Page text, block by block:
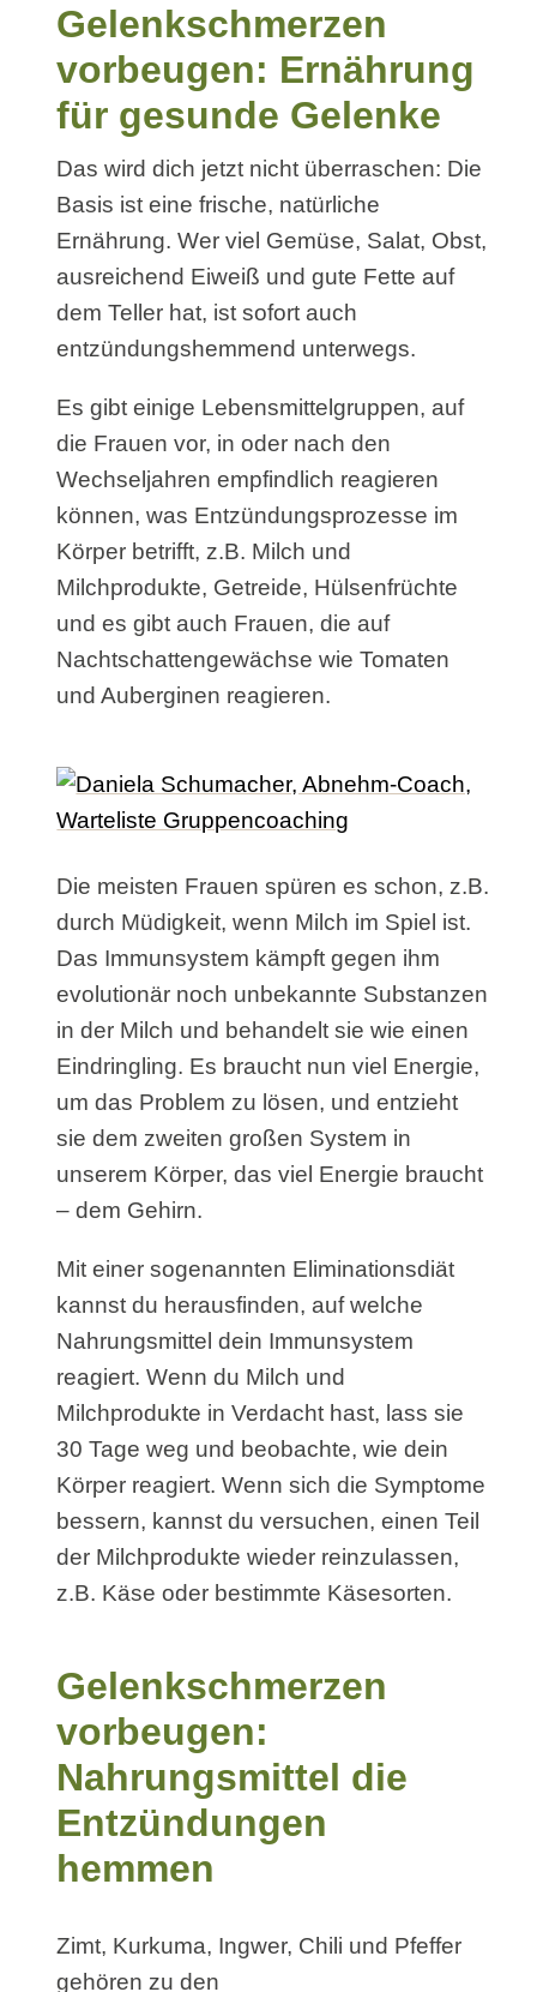
Gelenkschmerzen
vorbeugen: Ernährung
für gesunde Gelenke
Das wird dich jetzt nicht überraschen: Die
Basis ist eine frische, natürliche
Ernährung. Wer viel Gemüse, Salat, Obst,
ausreichend Eiweiß und gute Fette auf
dem Teller hat, ist sofort auch
entzündungshemmend unterwegs.
Es gibt einige Lebensmittelgruppen, auf
die Frauen vor, in oder nach den
Wechseljahren empfindlich reagieren
können, was Entzündungsprozesse im
Körper betrifft, z.B. Milch und
Milchprodukte, Getreide, Hülsenfrüchte
und es gibt auch Frauen, die auf
Nachtschattengewächse wie Tomaten
und Auberginen reagieren.
Die meisten Frauen spüren es schon, z.B.
durch Müdigkeit, wenn Milch im Spiel ist.
Das Immunsystem kämpft gegen ihm
evolutionär noch unbekannte Substanzen
in der Milch und behandelt sie wie einen
Eindringling. Es braucht nun viel Energie,
um das Problem zu lösen, und entzieht
sie dem zweiten großen System in
unserem Körper, das viel Energie braucht
– dem Gehirn.
Mit einer sogenannten Eliminationsdiät
kannst du herausfinden, auf welche
Nahrungsmittel dein Immunsystem
reagiert. Wenn du Milch und
Milchprodukte in Verdacht hast, lass sie
30 Tage weg und beobachte, wie dein
Körper reagiert. Wenn sich die Symptome
bessern, kannst du versuchen, einen Teil
der Milchprodukte wieder reinzulassen,
z.B. Käse oder bestimmte Käsesorten.
Gelenkschmerzen
vorbeugen:
Nahrungsmittel die
Entzündungen
hemmen
Zimt, Kurkuma, Ingwer, Chili und Pfeffer
gehören zu den